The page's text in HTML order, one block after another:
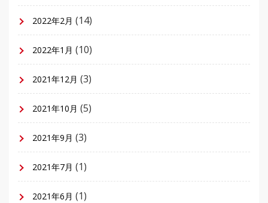
2022年2月 (14)
2022年1月 (10)
2021年12月 (3)
2021年10月 (5)
2021年9月 (3)
2021年7月 (1)
2021年6月 (1)